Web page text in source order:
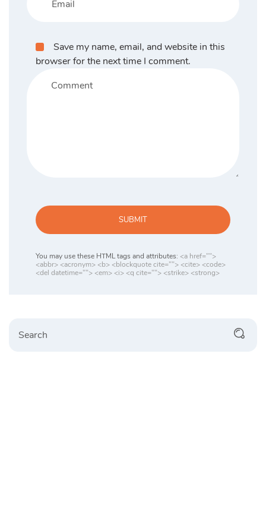
Save my name, email, and website in this
browser for the next time I comment.
SUBMIT
You may use these HTML tags and attributes: <a href="">
<abbr> <acronym> <b> <blockquote cite=""> <cite> <code>
<del datetime=""> <em> <i> <q cite=""> <strike> <strong>